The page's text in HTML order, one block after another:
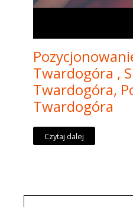
Twardogóra ,
Twardogóra,
Twardogóra
Czytaj dalej